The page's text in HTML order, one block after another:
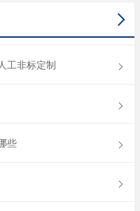

工非标定制
些